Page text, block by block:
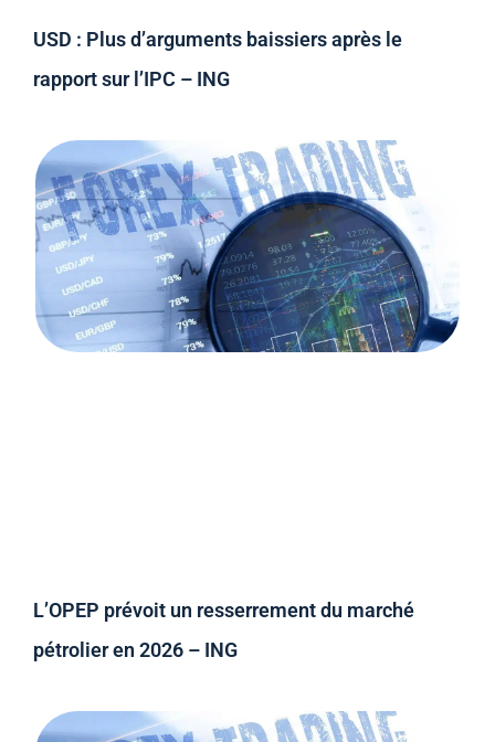
USD : Plus d’arguments baissiers après le
rapport sur l’IPC – ING
L’OPEP prévoit un resserrement du marché
pétrolier en 2026 – ING